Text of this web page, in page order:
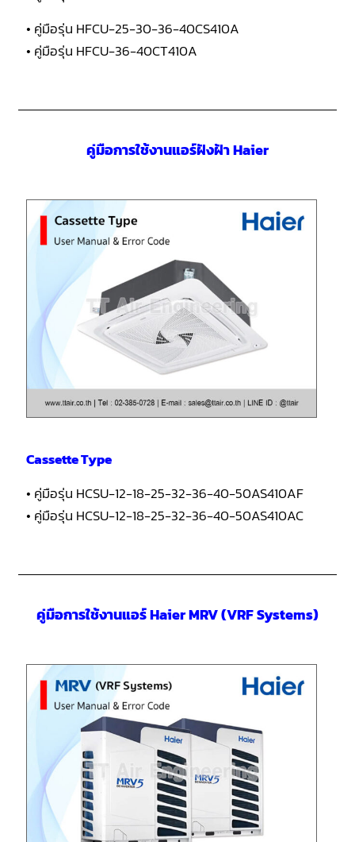
• คู่มือรุ่น HFCU-25-30-36-40CS410A
• คู่มือรุ่น HFCU-36-40CT410A
คู่มือการใช้งานแอร์ฝังฝ้า Haier
Cassette Type
• คู่มือรุ่น HCSU-12-18-25-32-36-40-50AS410AF
• คู่มือรุ่น HCSU-12-18-25-32-36-40-50AS410AC
คู่มือการใช้งานแอร์ Haier MRV (VRF Systems)